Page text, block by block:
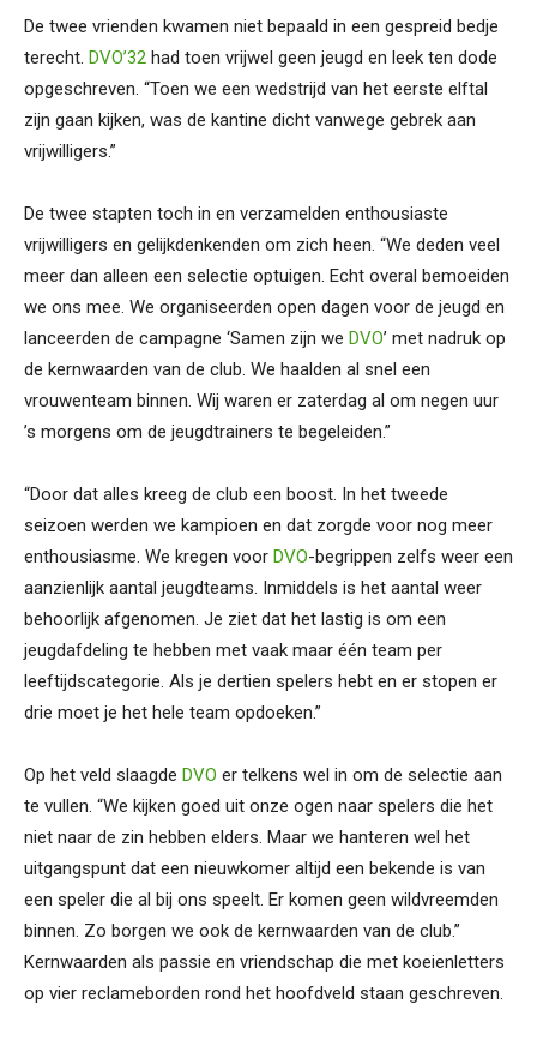
De twee vrienden kwamen niet bepaald in een gespreid bedje
terecht. DVO’32 had toen vrijwel geen jeugd en leek ten dode
opgeschreven. “Toen we een wedstrijd van het eerste elftal
zijn gaan kijken, was de kantine dicht vanwege gebrek aan
vrijwilligers.”
De twee stapten toch in en verzamelden enthousiaste
vrijwilligers en gelijkdenkenden om zich heen. “We deden veel
meer dan alleen een selectie optuigen. Echt overal bemoeiden
we ons mee. We organiseerden open dagen voor de jeugd en
lanceerden de campagne ‘Samen zijn we DVO’ met nadruk op
de kernwaarden van de club. We haalden al snel een
vrouwenteam binnen. Wij waren er zaterdag al om negen uur
’s morgens om de jeugdtrainers te begeleiden.”
“Door dat alles kreeg de club een boost. In het tweede
seizoen werden we kampioen en dat zorgde voor nog meer
enthousiasme. We kregen voor DVO-begrippen zelfs weer een
aanzienlijk aantal jeugdteams. Inmiddels is het aantal weer
behoorlijk afgenomen. Je ziet dat het lastig is om een
jeugdafdeling te hebben met vaak maar één team per
leeftijdscategorie. Als je dertien spelers hebt en er stopen er
drie moet je het hele team opdoeken.”
Op het veld slaagde DVO er telkens wel in om de selectie aan
te vullen. “We kijken goed uit onze ogen naar spelers die het
niet naar de zin hebben elders. Maar we hanteren wel het
uitgangspunt dat een nieuwkomer altijd een bekende is van
een speler die al bij ons speelt. Er komen geen wildvreemden
binnen. Zo borgen we ook de kernwaarden van de club.”
Kernwaarden als passie en vriendschap die met koeienletters
op vier reclameborden rond het hoofdveld staan geschreven.